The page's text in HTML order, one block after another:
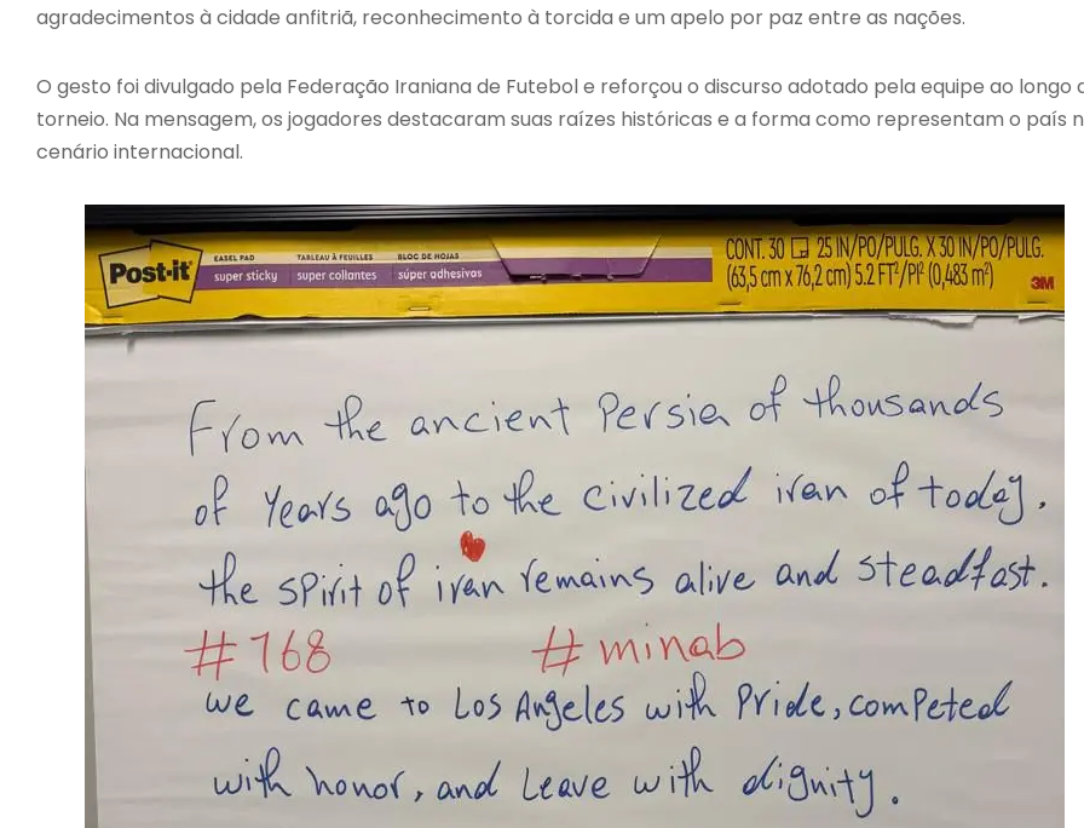
agradecimentos à cidade anfitriã, reconhecimento à torcida e um apelo por paz entre as nações.
O gesto foi divulgado pela Federação Iraniana de Futebol e reforçou o discurso adotado pela equipe ao longo
torneio. Na mensagem, os jogadores destacaram suas raízes históricas e a forma como representam o país
cenário internacional.